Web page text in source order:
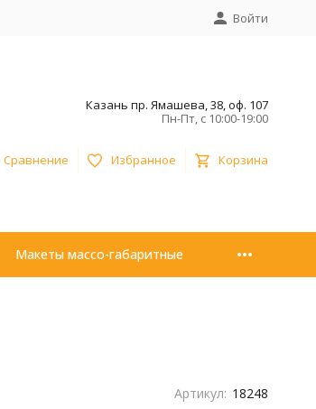
Войти
Казань пр. Ямашева, 38, оф. 107
Пн-Пт, с 10:00-19:00
Сравнение Избранное Корзина
Макеты массо-габаритные
Артикул: 18248